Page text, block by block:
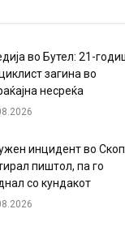
во Бутел: 21-
загина во
несреќа
инцидент во
пиштол, па го
со кундакот